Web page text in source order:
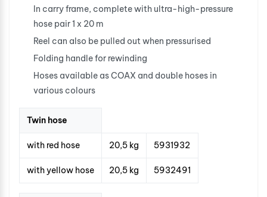
In carry frame, complete with ultra-high-pressure
hose pair 1 x 20 m
Reel can also be pulled out when pressurised
Folding handle for rewinding
Hoses available as COAX and double hoses in
various colours
Twin hose
with red hose 20,5 kg 5931932
with yellow hose 20,5 kg 5932491